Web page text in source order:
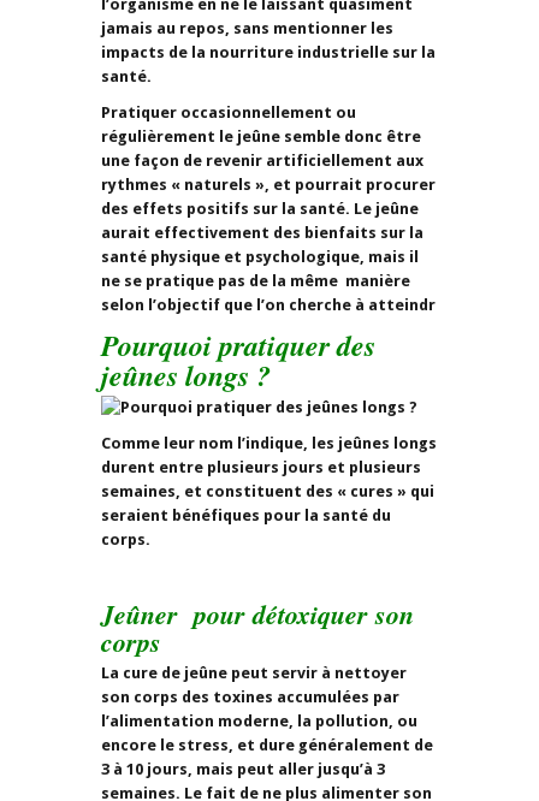
l’organisme en ne le laissant quasiment
jamais au repos, sans mentionner les
impacts de la nourriture industrielle sur la
santé.
Pratiquer occasionnellement ou
régulièrement le jeûne semble donc être
une façon de revenir artificiellement aux
rythmes « naturels », et pourrait procurer
des effets positifs sur la santé. Le jeûne
aurait effectivement des bienfaits sur la
santé physique et psychologique, mais il
ne se pratique pas de la même manière
selon l’objectif que l’on cherche à atteindr
Pourquoi pratiquer des
jeûnes longs ?
Comme leur nom l’indique, les jeûnes longs
durent entre plusieurs jours et plusieurs
semaines, et constituent des « cures » qui
seraient bénéfiques pour la santé du
corps.
Jeûner pour détoxiquer son
corps
La cure de jeûne peut servir à nettoyer
son corps des toxines accumulées par
l’alimentation moderne, la pollution, ou
encore le stress, et dure généralement de
3 à 10 jours, mais peut aller jusqu’à 3
semaines. Le fait de ne plus alimenter son